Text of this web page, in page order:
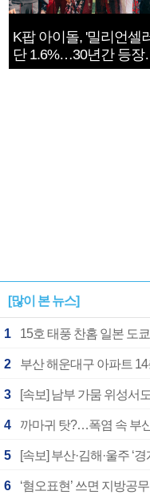
K팝 아이돌, '밀리언셀
단 1.6%…30년간 등장
1182개팀 전수조사
[많이 본 뉴스]
1 15호 태풍 찬홈 일본 도
2 부산 해운대구 아파트
3 [속보] 남부 가뭄 위성서
4 까마귀 탓?…폭염 속 부
5 [속보] 부산·김해·울주 ‘
6 ‘혐오표현’ 쓰면 지방공